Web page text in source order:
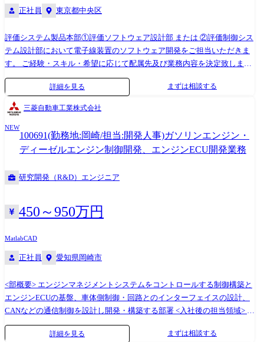
のソフトウェア開発請負会社に依頼する場合があります。 ◆ソフトウェ
設計、電気設計などのハードウェア設計)部隊と協働し製品を開発した
り、顧客や顧客先に製品を導入・据付・アフターサービスをする部隊か
ら、実際に現場で使用された際のフィードバックを受けたりできるの
で、ものづくりの醍醐味を感じることが出来ます。 また、当部署では多
岐に渡る製品を担当している為、他製品へチャレンジする機会もござい
ます。 ◆当部署は若手～ベテランまで在籍しており、お互いの技術を学
びあう機会もございます。 製品によりますが、1チーム5名前後～20名越
えとプロジェクトとしても様々な構成がございます。ソフトウェアエン
ジニアとしてキャリアを構築したい方には最適な環境です。 ②評価研究
開発部について ◆ビーム応用計測技術グループで、半導体用計測・検査
させるために電子線ビーム制御に関わる要素技術開発や製品開発を担っ
的出社をしていただきますが、後々は在宅勤務と出社勤務、ハイブリッ
トに使い分けて業務していただくことも可能です。 那珂地区マリンサイ
出張しやすい晴海の所属を検討しております。 ソフトウェアエンジニア
地区マリンサイトで当社製品を学んで頂くことを想定しております。 ご
経験・スキル・希望に応じて配属拠点は決定したいと思っております。
【変更の範囲】会社の定める業務 キャリアパスについて ●評価ソフトウ
ェア設計部の中で、製品や工程が複数あるので、組織内でもエンジニア
としてスキルアップ頂ける環境がございます。 どのようなキャリアをご
正社員 東京都中央区
評価システム製品本部①評価ソフトウェア設計部 または ②評価制御シス
テム設計部において電子線装置のソフトウェア開発をご担当いただきま
す。 ご経験・スキル・希望に応じて配属先及び業務内容を決定致しま
す。 ①評価ソフトウェア設計部は、評価システム製品のソフトウェア開
発を担う部隊です。 ②評価制御システム設計部は、評価システム製品の
電気設計を担う部隊です。 今回、ハードとソフトウェアを担う制御のエ
ンジニアを募集しております。 両部は開発・設計で協働をしており、特
に制御に関わる電子線装置の開発、設計では協働して業務を行っており
ます。 回路とソフトウェアの知見がある方を求めており、所属について
は、勤務地含め相談の上、決定したいと思っております。 ●開発環境 ・
詳細 <①評価ソフトウェア設計部について> ・当部署は評価システム製品
分かれており、要件定義～コーディング、テストまでのソフトウェア開
発の全工程を担っております。 製品、チームによって異なりますが、詳
製品の全工程に携わり、他組織(光学設計、機械設計、電気設計などのハ
導入・据付・アフターサービスをする部隊から、実際に現場で使用され
た際のフィードバックを受けたりできるので、ものづくりの醍醐味を感
じることが出来ます。 また、当部署では多岐に渡る製品を担当している
為、他製品へチャレンジする機会もございます。 ・当部署は若手～ベテ
ランまで在籍しており、お互いの技術を学びあう機会もございます。 製
詳細を見る まずは相談する
三菱自動車工業株式会社
NEW
100691(勤務地:岡崎/担当:開発人事)ガソリンエンジン・
ディーゼルエンジン制御開発、エンジンECU開発業務
研究開発（R&D）エンジニア
450～950万円
MatlabCAD
正社員 愛知県岡崎市
<部概要> エンジンマネジメントシステムをコントロールする制御構築と
エンジンECUの基盤、車体側制御・回路とのインターフェイスの設計、
CANなどの通信制御を設計し開発・構築する部署 <入社後の担当領域> 新
車開発プロジェクトにおいて、車両/エンジン/システムでの使われ方/要
求に基づきエンジンマネジメントシステムで使用する制御の開発を行
詳細を見る まずは相談する